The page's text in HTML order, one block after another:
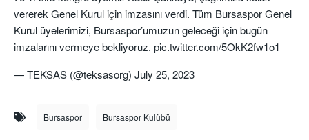
vererek Genel Kurul için imzasını verdi. Tüm Bursaspor Genel
Kurul üyelerimizi, Bursaspor’umuzun geleceği için bugün
imzalarını vermeye bekliyoruz. pic.twitter.com/5OkK2fw1o1
— TEKSAS (@teksasorg) July 25, 2023
Bursaspor Bursaspor Kulübü